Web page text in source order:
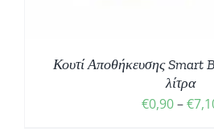
Κουτί Αποθήκευσης Smart
λίτρα
€0,90–€